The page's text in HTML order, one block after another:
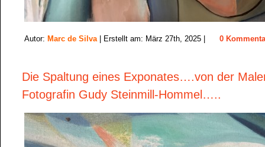
Autor: Marc de Silva| Erstellt am: März 27th, 2025 | 0
Die Spaltung eines Exponates….von der
Fotografin Gudy Steinmill-Hommel…..